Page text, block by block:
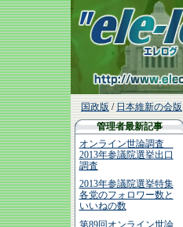
国政版/日本維新の会版
管理者最新記事
オンライン世論調査
2013年参議院選挙出口
調査
2013年参議院選挙特集
各党のフォロワー数と
いいねの数
第89回オンライン世論